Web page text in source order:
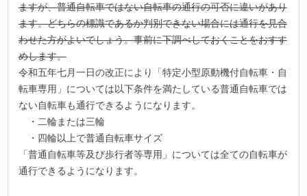
ますが、普通自転車ではない自転車の通行の可否に違いがあり
ます。どちらの標識であるか判別できない場合には通行を見合
わせた方がよいでしょう。事前に下調べしておくことをおすす
めします。
令和五年七月一日の改正により「特定小型原動機付自転車・自
転車専用」については以下条件を満たしている普通自転車では
ない自転車も通行できるようになります。
・二輪または三輪
・四輪以上で普通自転車サイズ
「普通自転車等及び歩行者等専用」については全ての自転車が
通行できるようになります。